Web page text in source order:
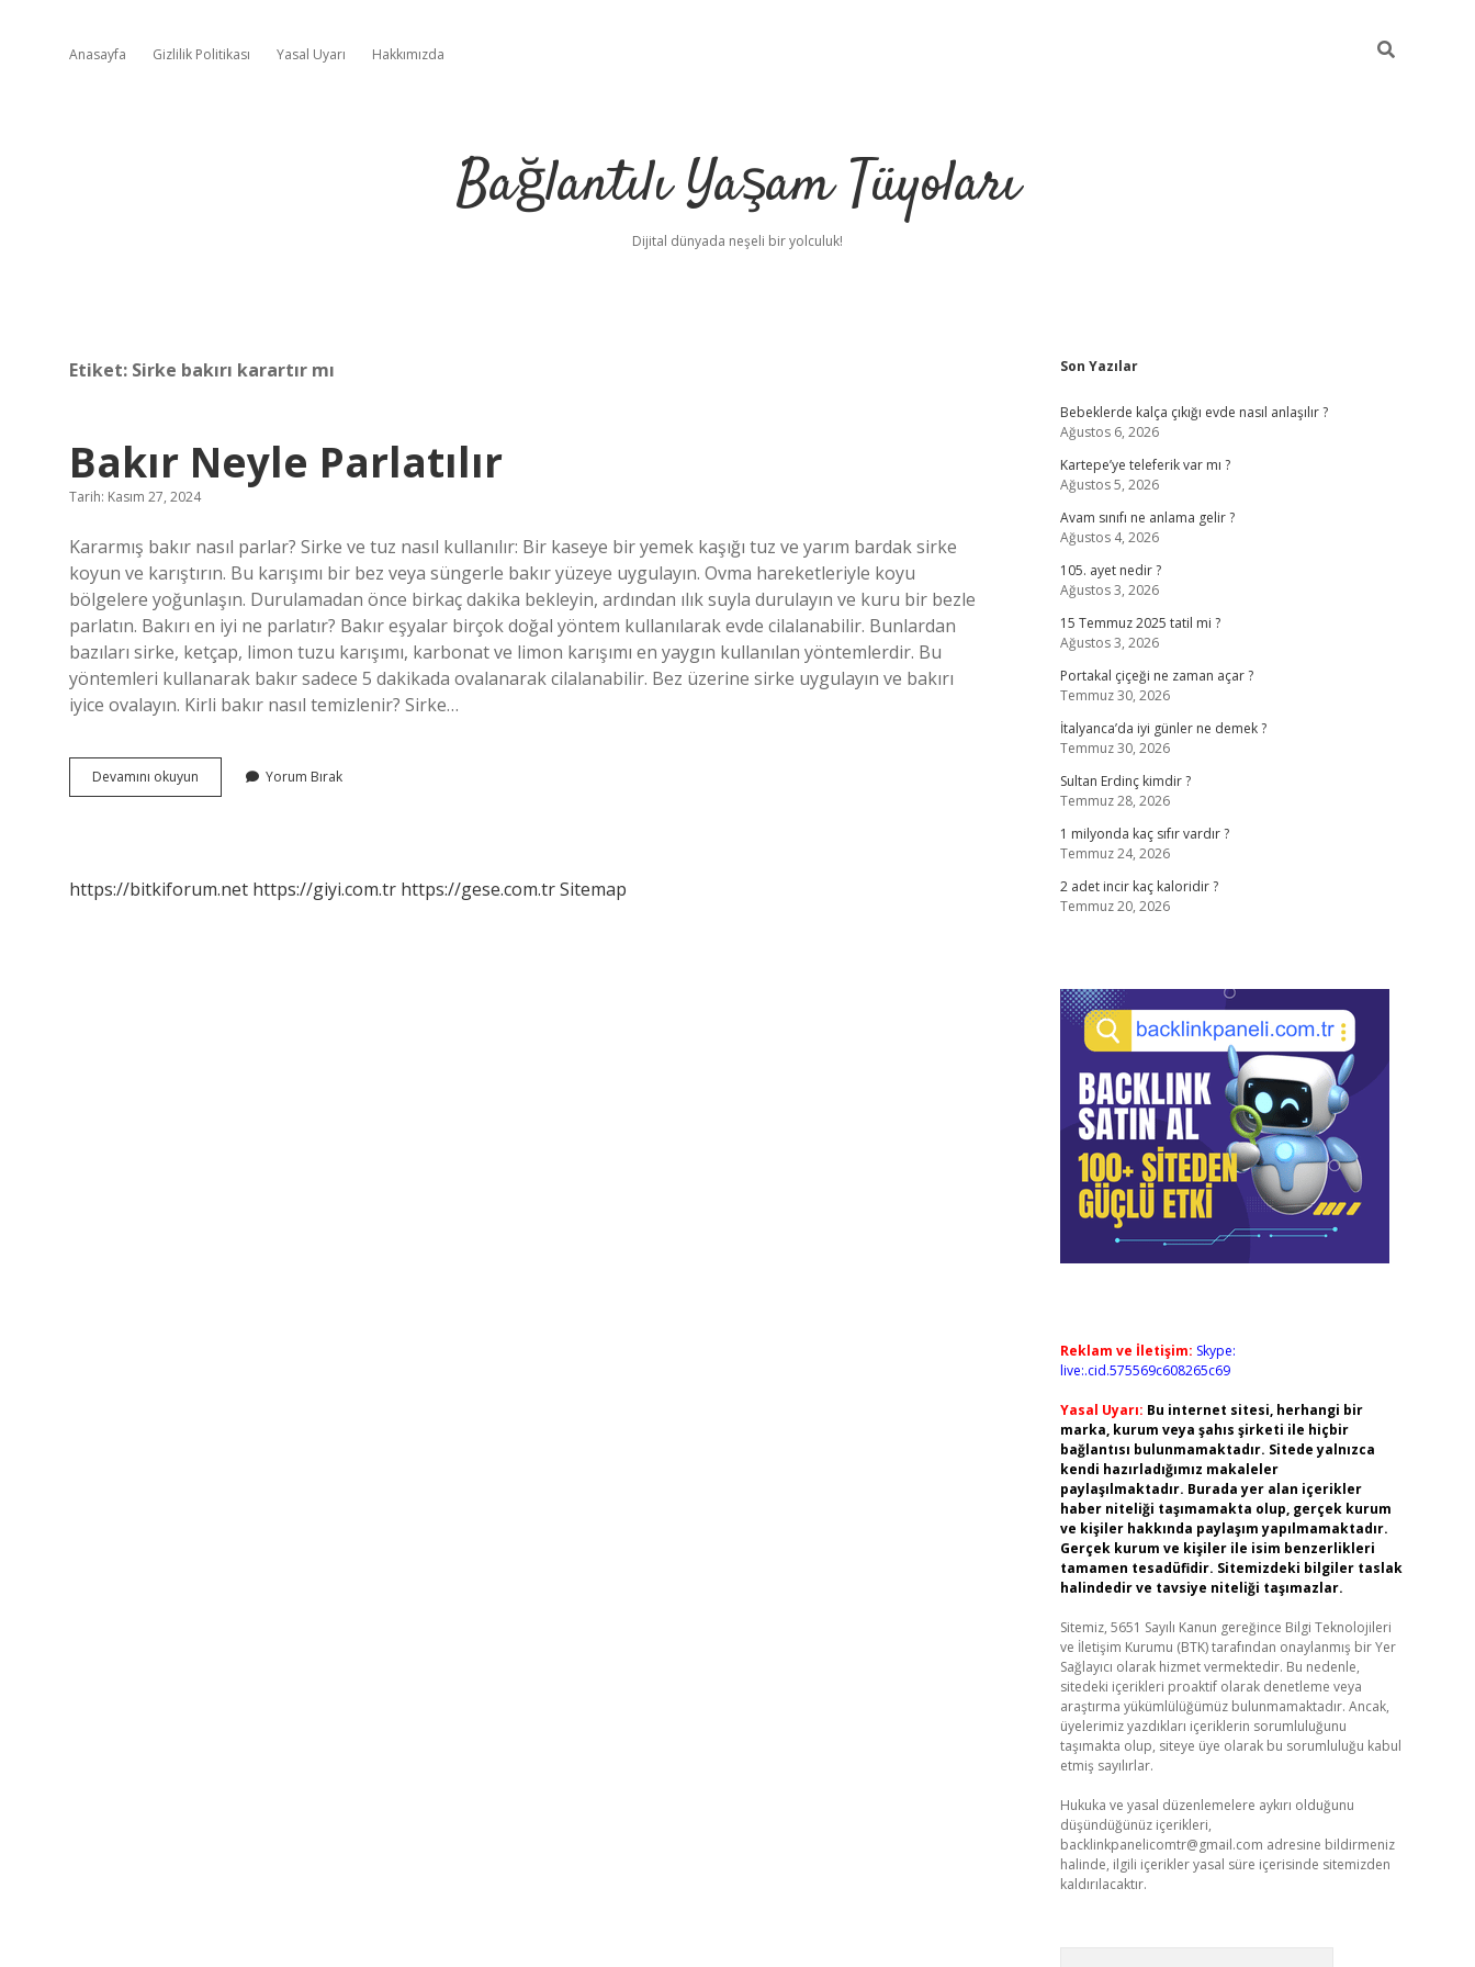
Anasayfa Gizlilik Politikası Yasal Uyarı Hakkımızda
Bağlantılı Yaşam Tüyoları
Dijital dünyada neşeli bir yolculuk!
Etiket: Sirke bakırı karartır mı
Bakır Neyle Parlatılır
Tarih: Kasım 27, 2024
Kararmış bakır nasıl parlar? Sirke ve tuz nasıl kullanılır: Bir kaseye bir yemek kaşığı tuz ve yarım bardak sirke
koyun ve karıştırın. Bu karışımı bir bez veya süngerle bakır yüzeye uygulayın. Ovma hareketleriyle koyu
bölgelere yoğunlaşın. Durulamadan önce birkaç dakika bekleyin, ardından ılık suyla durulayın ve kuru bir bezle
parlatın. Bakırı en iyi ne parlatır? Bakır eşyalar birçok doğal yöntem kullanılarak evde cilalanabilir. Bunlardan
bazıları sirke, ketçap, limon tuzu karışımı, karbonat ve limon karışımı en yaygın kullanılan yöntemlerdir. Bu
yöntemleri kullanarak bakır sadece 5 dakikada ovalanarak cilalanabilir. Bez üzerine sirke uygulayın ve bakırı
iyice ovalayın. Kirli bakır nasıl temizlenir? Sirke…
Devamını okuyun
Neyle
Yorum Bırak
https://bitkiforum.net https://giyi.com.tr https://gese.com.trSitemap
Sidebar
Son Yazılar
Bebeklerde kalça çıkığı evde nasıl anlaşılır ?
Ağustos 6, 2026
Kartepe’ye teleferik var mı ?
Ağustos 5, 2026
Avam sınıfı ne anlama gelir ?
Ağustos 4, 2026
105. ayet nedir ?
Ağustos 3, 2026
15 Temmuz 2025 tatil mi ?
Ağustos 3, 2026
Portakal çiçeği ne zaman açar ?
Temmuz 30, 2026
İtalyanca’da iyi günler ne demek ?
Temmuz 30, 2026
Sultan Erdinç kimdir ?
Temmuz 28, 2026
1 milyonda kaç sıfır vardır ?
Temmuz 24, 2026
2 adet incir kaç kaloridir ?
Temmuz 20, 2026
Reklam ve İletişim: Skype:
live:.cid.575569c608265c69
Yasal Uyarı: Bu internet sitesi, herhangi bir
marka, kurum veya şahıs şirketi ile hiçbir
bağlantısı bulunmamaktadır. Sitede yalnızca
kendi hazırladığımız makaleler
paylaşılmaktadır. Burada yer alan içerikler
haber niteliği taşımamakta olup, gerçek kurum
ve kişiler hakkında paylaşım yapılmamaktadır.
Gerçek kurum ve kişiler ile isim benzerlikleri
tamamen tesadüfidir. Sitemizdeki bilgiler taslak
halindedir ve tavsiye niteliği taşımazlar.
Sitemiz, 5651 Sayılı Kanun gereğince Bilgi Teknolojileri
ve İletişim Kurumu (BTK) tarafından onaylanmış bir Yer
Sağlayıcı olarak hizmet vermektedir. Bu nedenle,
sitedeki içerikleri proaktif olarak denetleme veya
araştırma yükümlülüğümüz bulunmamaktadır. Ancak,
üyelerimiz yazdıkları içeriklerin sorumluluğunu
taşımakta olup, siteye üye olarak bu sorumluluğu kabul
etmiş sayılırlar.
Hukuka ve yasal düzenlemelere aykırı olduğunu
düşündüğünüz içerikleri,
backlinkpanelicomtr@gmail.com adresine bildirmeniz
halinde, ilgili içerikler yasal süre içerisinde sitemizden
kaldırılacaktır.